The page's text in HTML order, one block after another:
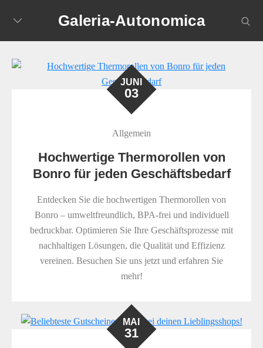
Galeria-Autonomica
JUNI
03
Allgemein
Hochwertige Thermorollen von
Bonro für jeden Geschäftsbedarf
Entdecken Sie die hochwertigen Thermorollen von
Bonro – umweltfreundlich, BPA-frei und individuell
bedruckbar. Optimieren Sie Ihre Geschäftsprozesse mit
nachhaltigen Lösungen, die Qualität und Effizienz
vereinen. Besuchen Sie uns jetzt und erfahren Sie
mehr!
MAI
31